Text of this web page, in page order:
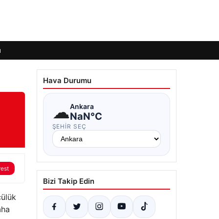
Hava Durumu
☁Ankara
NaN°C
ŞEHIR SEÇ
Bizi Takip Edin